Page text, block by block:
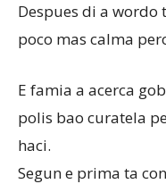
Despues di a wordo
poco mas calma
E famia a acerca
polis bao curatela
haci.
Segun e prima ta